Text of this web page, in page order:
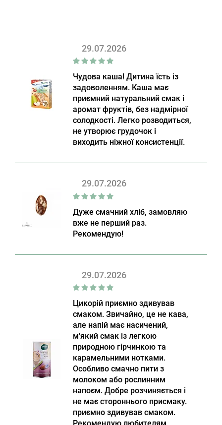
29.07.2026
Чудова каша! Дитина їсть із
задоволенням. Каша має
приємний натуральний смак і
аромат фруктів, без надмірної
солодкості. Легко розводиться,
не утворює грудочок і
виходить ніжної консистенції.
29.07.2026
Дуже смачний хліб, замовляю
вже не перший раз.
Рекомендую!
29.07.2026
Цикорій приємно здивував
смаком. Звичайно, це не кава,
але напій має насичений,
м'який смак із легкою
природною гірчинкою та
карамельними нотками.
Особливо смачно пити з
молоком або рослинним
напоєм. Добре розчиняється і
не має стороннього присмаку.
приємно здивував смаком.